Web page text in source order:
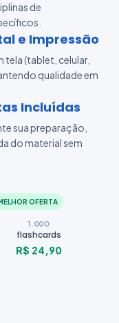
de
e Impressão
(tablet, celular,
qualidade em
Incluídas
sua preparação,
do material sem
OFERTA
1.000
flashcards
R$ 24,90